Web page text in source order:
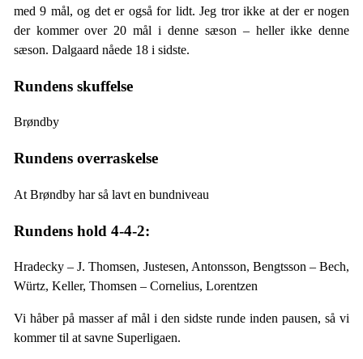
med 9 mål, og det er også for lidt. Jeg tror ikke at der er nogen
der kommer over 20 mål i denne sæson – heller ikke denne
sæson. Dalgaard nåede 18 i sidste.
Rundens skuffelse
Brøndby
Rundens overraskelse
At Brøndby har så lavt en bundniveau
Rundens hold 4-4-2:
Hradecky – J. Thomsen, Justesen, Antonsson, Bengtsson – Bech,
Würtz, Keller, Thomsen – Cornelius, Lorentzen
Vi håber på masser af mål i den sidste runde inden pausen, så vi
kommer til at savne Superligaen.